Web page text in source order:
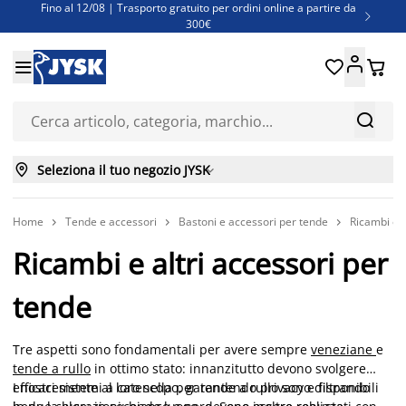
Fino al 12/08 | Trasporto gratuito per ordini online a partire da
300€

Super offerte d'estate | Oltre 1.500 articoli fino al 70%
Finanziamenti - Scegli il piano di rimborso più adatto a te


 
 Seleziona il tuo negozio JYSK
Home  Tende e accessori  Bastoni e accessori per tende  Ricambi e
Ricambi e altri accessori per
tende
Tre aspetti sono fondamentali per avere sempre veneziane e
tende a rullo in ottimo stato: innanzitutto devono svolgere
efficacemente al loro scopo, garantendo privacy e filtrando
I nostri sistemi a catenella per tende a rullo sono disponibili